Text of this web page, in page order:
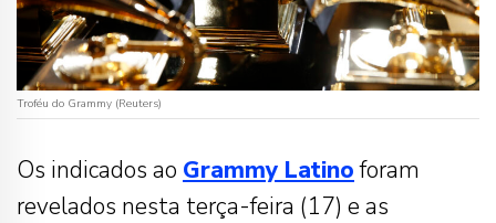
Troféu do Grammy (Reuters)
Os indicados ao Grammy Latinoforam
revelados nesta terça-feira (17) e as